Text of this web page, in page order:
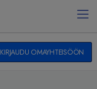
KIRJAUDU OMAYHTEISÖÖN